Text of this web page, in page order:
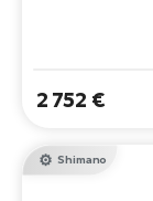
für sanfte
2 752 €
Shimano